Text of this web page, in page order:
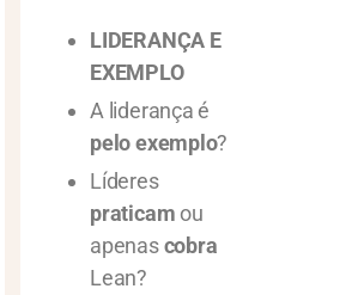
LIDERANÇA E
EXEMPLO
A liderança é
pelo exemplo?
Líderes
praticam ou
apenascobra
Lean?